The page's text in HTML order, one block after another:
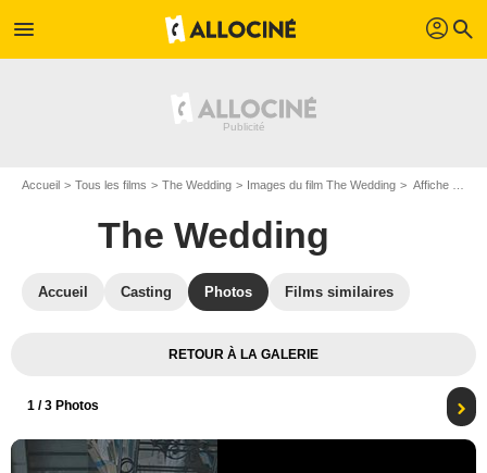
menu profil search
Accueil Tous les films The Wedding Images du film The Wedding Affiche du film The Wedding - Photo 1
The Wedding
Accueil Casting Photos Films similaires
RETOUR À LA GALERIE
1 / 3 Photos